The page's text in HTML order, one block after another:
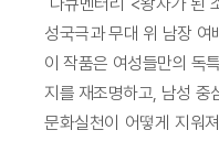
다큐멘터리 <왕자가 된
성국극과 무대 위 남장 여
이 작품은 여성들만의 독
지를 재조명하고, 남성 중
문화실천이 어떻게 지워